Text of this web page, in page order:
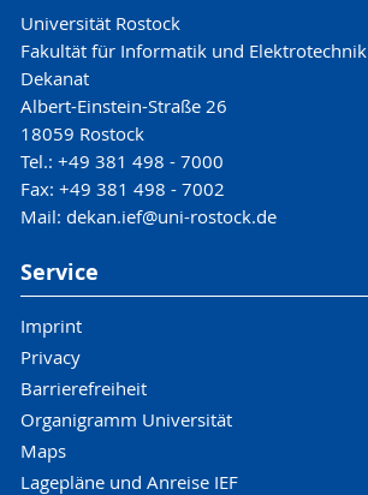
Universität Rostock
Fakultät für Informatik und Elektrotechnik
Dekanat
Albert-Einstein-Straße 26
18059 Rostock
Tel.: +49 381 498 - 7000
Fax: +49 381 498 - 7002
Mail: dekan.ief@uni-rostock.de
Service
Imprint
Privacy
Barrierefreiheit
Organigramm Universität
Maps
Lagepläne und Anreise IEF